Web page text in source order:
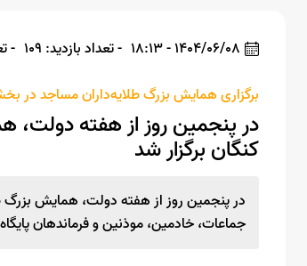
1404/06/08 - 18:13 - تعداد بازدید: 109 -
برگزاری همایش بزرگ طلایه‌داران مساجد در
در پنجمین روز از هفته
کنگان برگزار شد
در پنجمین روز از هفته دولت، همایش
جماعات، خادمین، موذنین و فرماندهان